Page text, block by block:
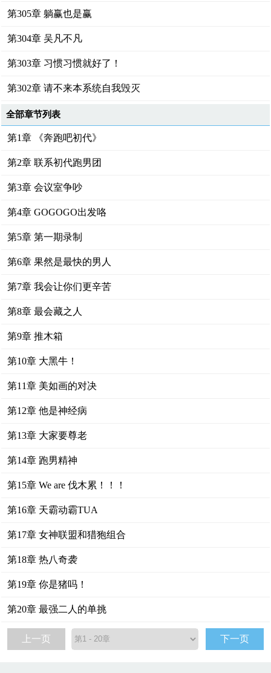
第305章 躺赢也是赢
第304章 吴凡不凡
第303章 习惯习惯就好了！
第302章 请不来本系统自我毁灭
全部章节列表
第1章 《奔跑吧初代》
第2章 联系初代跑男团
第3章 会议室争吵
第4章 GOGOGO出发咯
第5章 第一期录制
第6章 果然是最快的男人
第7章 我会让你们更辛苦
第8章 最会藏之人
第9章 推木箱
第10章 大黑牛！
第11章 美如画的对决
第12章 他是神经病
第13章 大家要尊老
第14章 跑男精神
第15章 We are 伐木累！！！
第16章 天霸动霸TUA
第17章 女神联盟和猎狍组合
第18章 热八奇袭
第19章 你是猪吗！
第20章 最强二人的单挑
上一页 下一页